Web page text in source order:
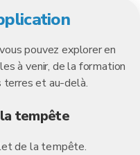
pouvez explorer en
à venir, de la formation
terres et au-delà.
tempête
de la tempête.